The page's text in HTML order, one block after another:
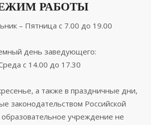
РАБОТЫ
– Пятница с 7.00 до 19.00
день заведующего:
с 14.00 до 17.30
а также в праздничные дни,
законодательством Российской
учреждение не